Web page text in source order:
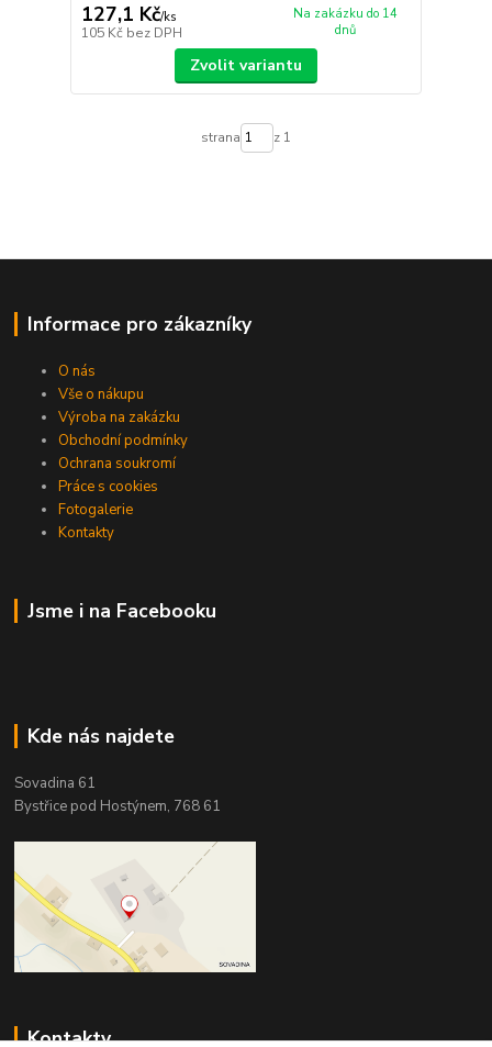
127,1 Kč/ks
105 Kč bez DPH
Na zakázku do 14
dnů
Zvolit variantu
strana z 1
Informace pro zákazníky
O nás
Vše o nákupu
Výroba na zakázku
Obchodní podmínky
Ochrana soukromí
Práce s cookies
Fotogalerie
Kontakty
Jsme i na Facebooku
Kde nás najdete
Sovadina 61
Bystřice pod Hostýnem, 768 61
Kontakty